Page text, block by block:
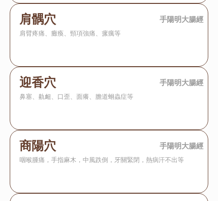
肩髃穴 手陽明大腸經
肩臂疼痛、癱瘓、頸項強痛、瘰癘等
迎香穴 手陽明大腸經
鼻塞、鼽衄、口歪、面癢、膽道蛔蟲症等
商陽穴 手陽明大腸經
咽喉腫痛，手指麻木，中風跌倒，牙關緊閉，熱病汗不出等